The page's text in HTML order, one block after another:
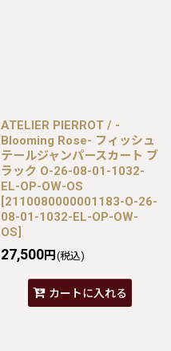
ATELIER PIERROT / -
Blooming Rose- フィッシュ
テールジャンパースカート ブ
ラック O-26-08-01-1032-
EL-OP-OW-OS
[2110080000001183-O-26-
08-01-1032-EL-OP-OW-
OS]
27,500円 (税込)
カートに入れる